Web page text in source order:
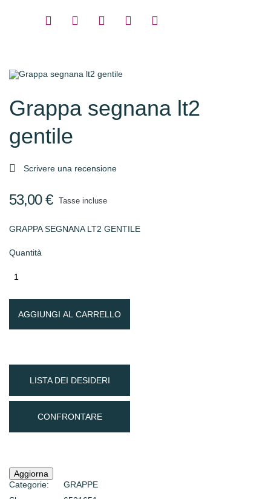
Grappa segnana lt2
gentile
 Scrivere una recensione
53,00 € Tasse incluse
GRAPPA SEGNANA LT2 GENTILE
Quantità
AGGIUNGI AL CARRELLO
LISTA DEI DESIDERI
CONFRONTARE
Categorie:
GRAPPE